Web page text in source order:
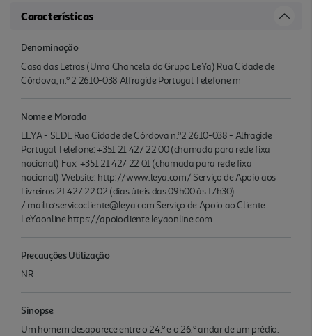
Características
Denominação
Casa das Letras (Uma Chancela do Grupo LeYa) Rua Cidade de
Córdova, n.º 2 2610-038 Alfragide Portugal Telefone m
Nome e Morada
LEYA - SEDE Rua Cidade de Córdova n.º2 2610-038 - Alfragide
Portugal Telefone: +351 21 427 22 00 (chamada para rede fixa
nacional) Fax: +351 21 427 22 01 (chamada para rede fixa
nacional) Website: http://www.leya.com/ Serviço de Apoio aos
Livreiros 21 427 22 02 (dias úteis das 09h00 às 17h30)
/ mailto:servicocliente@leya.com Serviço de Apoio ao Cliente
LeYaonline https://apoiocliente.leyaonline.com
Precauções Utilização
NR.
Sinopse
Um homem desaparece entre o 24.º e o 26.º andar de um prédio.